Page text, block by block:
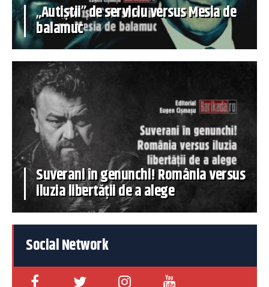
„Autiștii” de serviciu versus Mesia de
balamuc
Suverani în genunchi! România versus
iluzia libertății de a alege
Social Network